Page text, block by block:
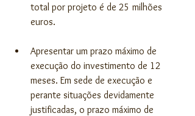
total por projeto é de 25 milhões
euros.
Apresentar um prazo máximo de
execução do investimento de 12
meses. Em sede de execução e
perante situações devidamente
justificadas, o prazo máximo de